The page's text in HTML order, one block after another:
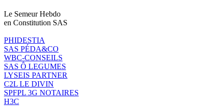
Le Semeur Hebdo
en Constitution SAS
PHIDESTIA
SAS PÉDA&CO
WBC-CONSEILS
SAS Ô LEGUMES
LYSEIS PARTNER
C2L LE DIVIN
SPFPL 3G NOTAIRES
H3C